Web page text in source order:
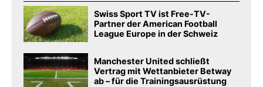
Swiss Sport TV ist Free-TV-
Partner der American Football
League Europe in der Schweiz
Manchester United schließt
Vertrag mit Wettanbieter Betway
ab – für die Trainingsausrüstung